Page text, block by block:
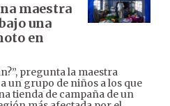
maestra
una
en
pregunta la maestra
un grupo de niños a los que
tienda de campaña de un